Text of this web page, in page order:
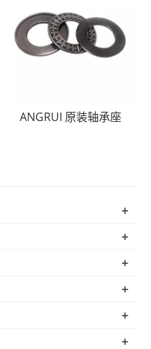
ANGRUI 原装轴承座
+
+
+
+
+
+